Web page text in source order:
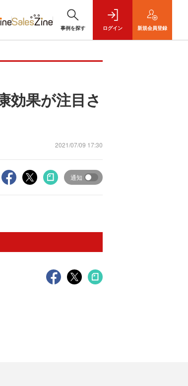
事例を探す ログイン 新規会員登録
効果が注目さ
2021/07/09 17:30
通知